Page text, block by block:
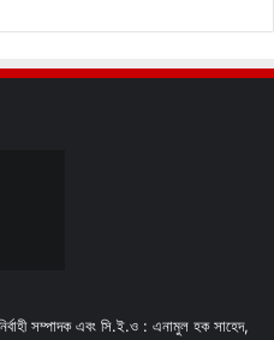
সম্পাদক এবং সি.ই.ও : এনামুল হক সাহেদ,